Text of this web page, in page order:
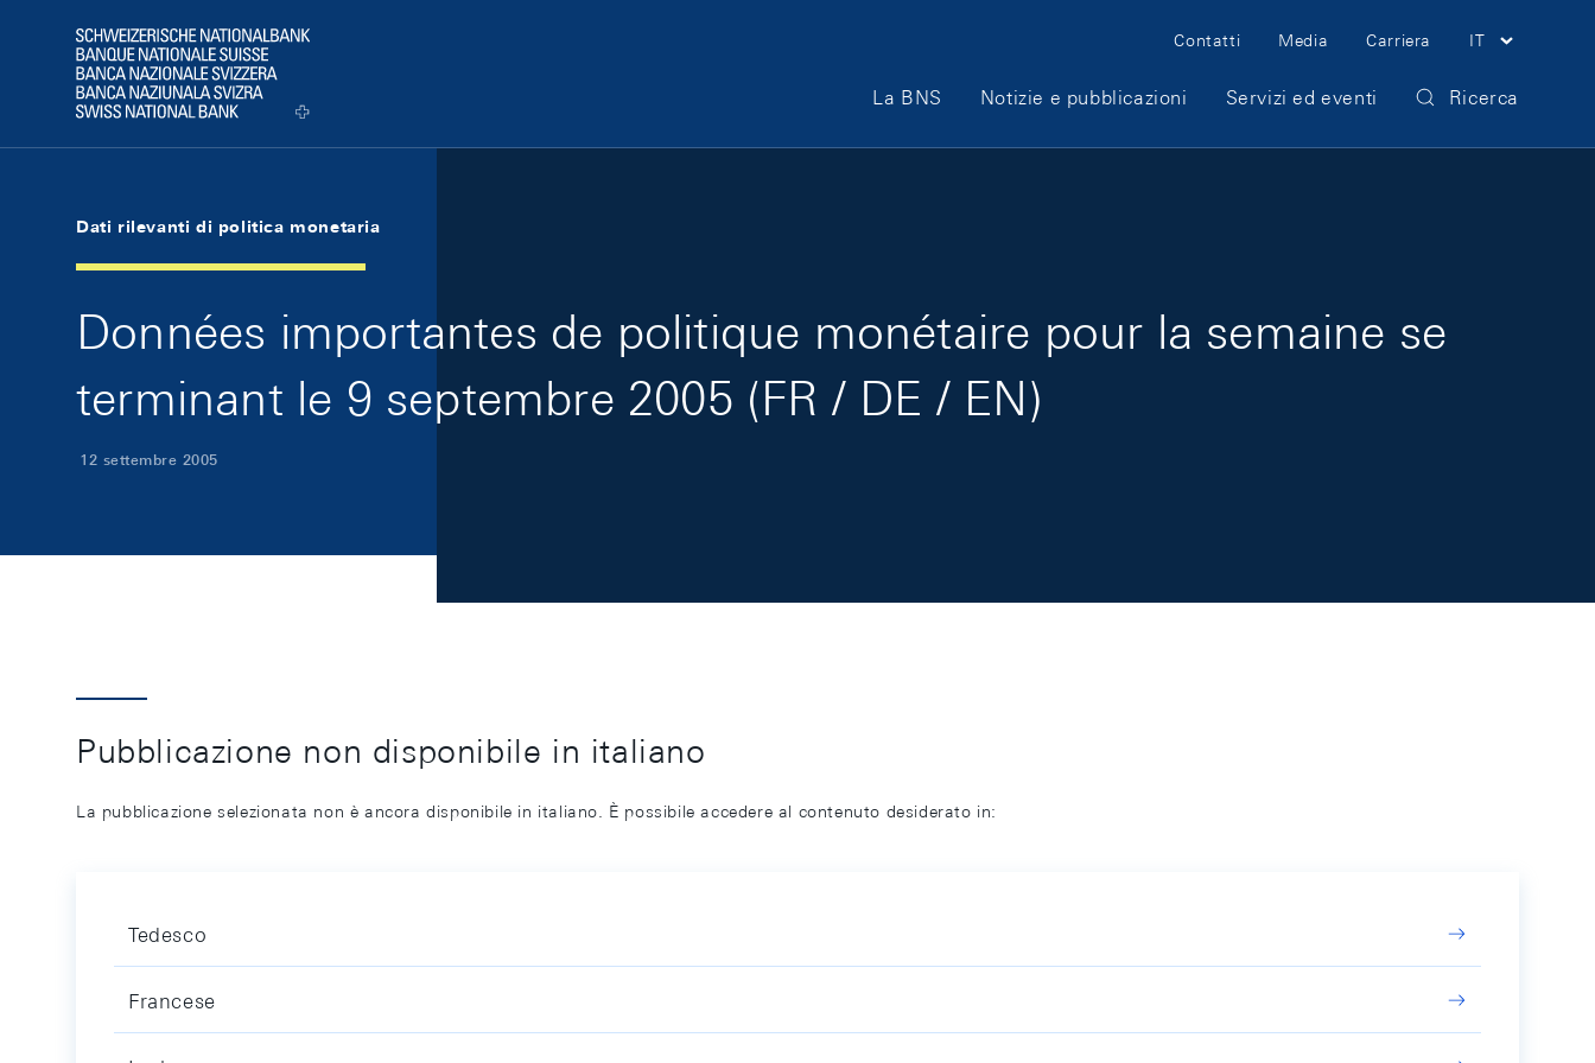
Logo
Meta Navigation
Contatti Media Carriera IT
Main Navigation
La BNS Notizie e pubblicazioni Servizi ed eventi Ricerca
Dati rilevanti di politica monetaria
Données importantes de politique monétaire pour la semaine se
terminant le 9 septembre 2005 (FR / DE / EN)
12 settembre 2005
Pubblicazione non disponibile in italiano
La pubblicazione selezionata non è ancora disponibile in italiano. È possibile accedere al contenuto desiderato in:
Tedesco
Francese